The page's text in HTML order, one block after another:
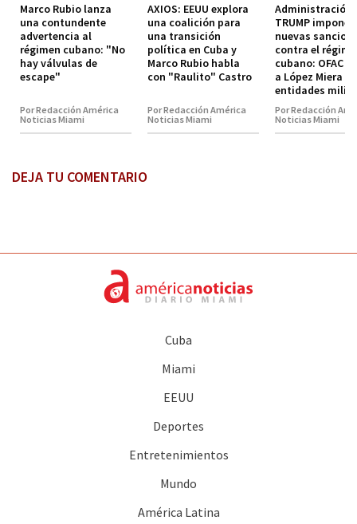
Marco Rubio lanza
una contundente
advertencia al
régimen cubano: "No
hay válvulas de
escape"
Por Redacción América
Noticias Miami
AXIOS: EEUU explora
una coalición para
una transición
política en Cuba y
Marco Rubio habla
con "Raulito" Castro
Por Redacción América
Noticias Miami
Administración
TRUMP impone
nuevas
contra el
cubano: OFAC
a López Miera y
entidades
Por Redacción
Noticias Miami
DEJA TU COMENTARIO
Cuba
Miami
EEUU
Deportes
Entretenimientos
Mundo
América Latina